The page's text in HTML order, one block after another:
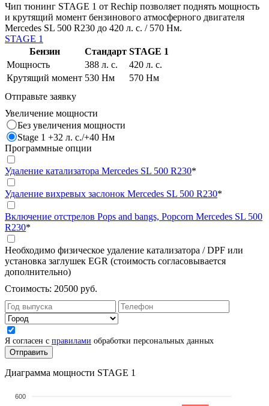
Чип тюнинг STAGE 1 от Rechip позволяет поднять мощность
и крутящий момент бензинового атмосферного двигателя
Mercedes SL 500 R230 до 420 л. с. / 570 Нм.
STAGE 1
Бензин
Стандарт STAGE 1
Мощность
388 л. с.
420 л. с.
Крутящий момент 530 Нм
570 Нм
Отправьте заявку
Увеличение мощности
Без увеличения мощности
Stage 1 +32 л. с./+40 Нм
Программные опции
Удаление катализатора Mercedes SL 500 R230*
Удаление вихревых заслонок Mercedes SL 500 R230*
Включение отстрелов Pops and bangs, Popcorn Mercedes SL 500
R230*
Необходимо физическое удаление катализатора / DPF или
установка заглушек EGR (стоимость согласовывается
дополнительно)
Стоимость: 20500 руб.
Я согласен с правилами обработки персональных данных
Диаграмма мощности STAGE 1
600